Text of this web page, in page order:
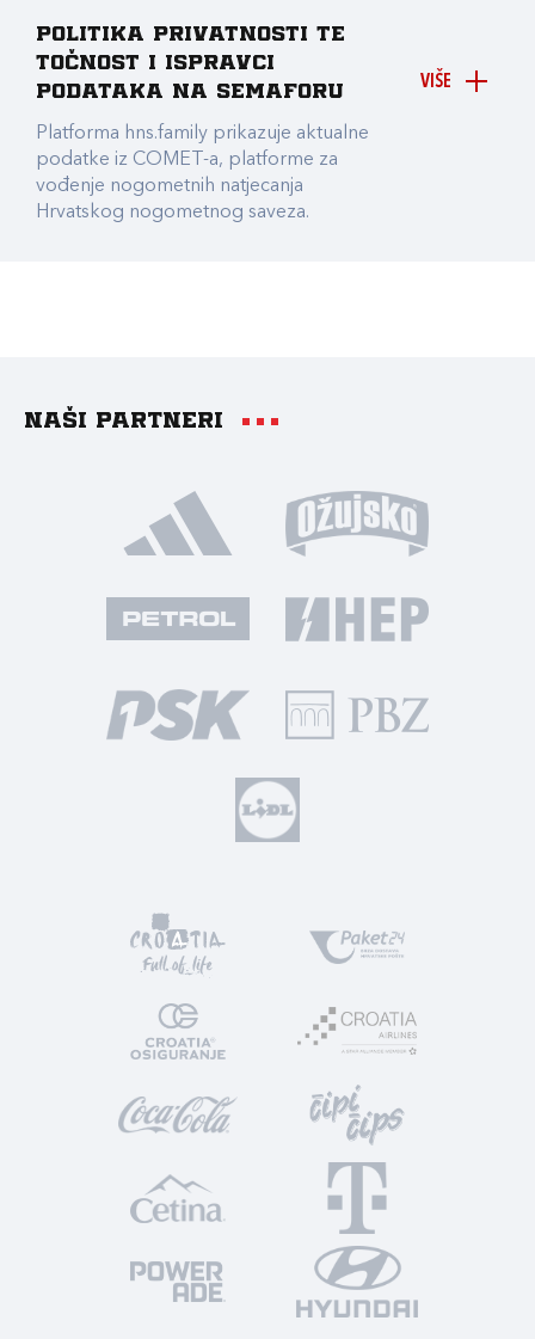
VIŠE
Politika privatnosti te
točnost i ispravci
podataka na Semaforu
Platforma hns.family prikazuje aktualne
podatke iz COMET-a, platforme za
vođenje nogometnih natjecanja
Hrvatskog nogometnog saveza.
Naši partneri